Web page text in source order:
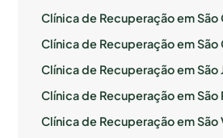
Clínica de Recuperação em São
Clínica de Recuperação em São
Clínica de Recuperação em São
Clínica de Recuperação em São
Clínica de Recuperação em